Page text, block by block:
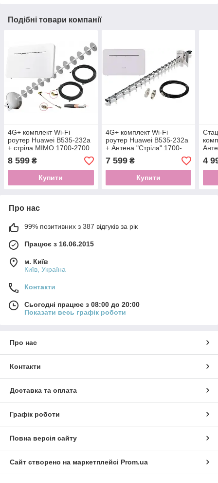
Подібні товари компанії
4G+ комплект Wi-Fi
роутер Huawei B535-232a
+ стріла MIMO 1700-2700
МГЦ 2*20 dBi
8 599 ₴
Купити
4G+ комплект Wi-Fi
роутер Huawei B535-232a
+ Антена "Стріла" 1700-
2170 МГц 21 dBi
7 599₴
Купити
4
Про нас
99% позитивних з 387 відгуків за рік
Працює з 16.06.2015
м. Київ
Київ, Україна
Контакти
Сьогодні працює з 08:00 до 20:00
Показати весь графік роботи
Про нас
Контакти
Доставка та оплата
Графік роботи
Повна версія сайту
Сайт створено на маркетплейсі Prom.ua